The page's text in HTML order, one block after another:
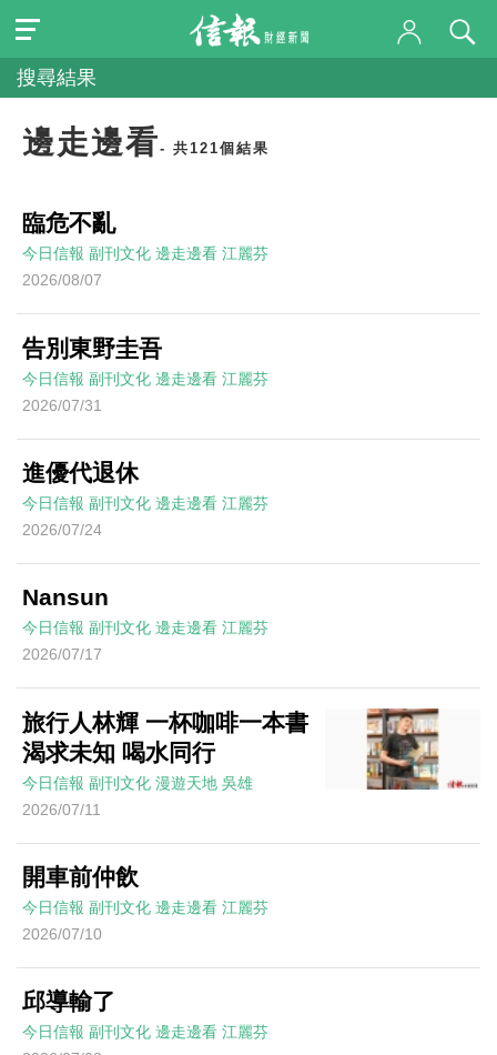
搜尋結果
邊走邊看- 共121個結果
臨危不亂
今日信報 副刊文化 邊走邊看 江麗芬
2026/08/07
告別東野圭吾
今日信報 副刊文化 邊走邊看 江麗芬
2026/07/31
進優代退休
今日信報 副刊文化 邊走邊看 江麗芬
2026/07/24
Nansun
今日信報 副刊文化 邊走邊看 江麗芬
2026/07/17
旅行人林輝 一杯咖啡一本書
渴求未知 喝水同行
今日信報 副刊文化 漫遊天地 吳雄
2026/07/11
開車前仲飲
今日信報 副刊文化 邊走邊看 江麗芬
2026/07/10
邱導輸了
今日信報 副刊文化 邊走邊看 江麗芬